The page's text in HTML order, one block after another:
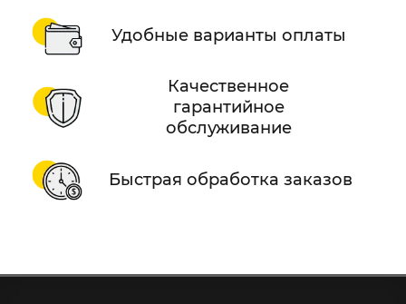
Удобные варианты оплаты
Качественное
гарантийное
обслуживание
Быстрая обработка заказов